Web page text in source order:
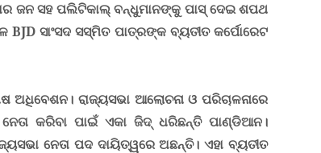
ଜନ ସହ ପଲିଟିକାଲ୍ ବନ୍ଧୁମାନଙ୍କୁ ପାସ୍ ଦେଇ ଶପଥ
BJD ସାଂସଦ ସସ୍ମିତ ପାତ୍ରଙ୍କ ବ୍ୟତୀତ କର୍ପୋରେଟ
ଅଧିବେଶନ । ରାଜ୍ୟସଭା ଆଲୋଚନା ଓ ପରିଚାଳନାରେ
କରିବା ପାଇଁ ଏକା ଜିଦ୍ ଧରିଛନ୍ତି ପାଣ୍ଡିଆନ।
ନେତା ପଦ ଦାୟିତ୍ୱରେ ଅଛନ୍ତି। ଏହା ବ୍ୟତୀତ